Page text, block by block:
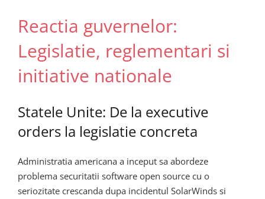
Reactia guvernelor:
Legislatie, reglementari si
initiative nationale
Statele Unite: De la executive
orders la legislatie concreta
Administratia americana a inceput sa abordeze
problema securitatii software open source cu o
seriozitate crescanda dupa incidentul SolarWinds si